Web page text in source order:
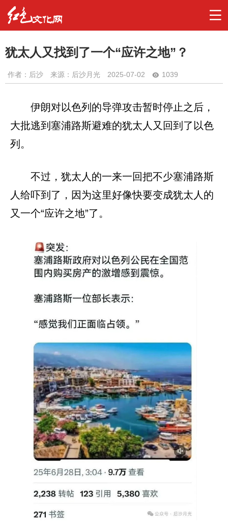
犹太人又找到了一个“应许之地”？
作者： 后沙 来源：后沙月光 2025-07-02 1039
伊朗对以色列的导弹攻击暂时停止之后，
大批逃到塞浦路斯避难的犹太人又回到了以色
列。
不过，犹太人的一来一回把不少塞浦路斯
人给吓到了，因为这里好像快要变成犹太人的
又一个“应许之地”了。